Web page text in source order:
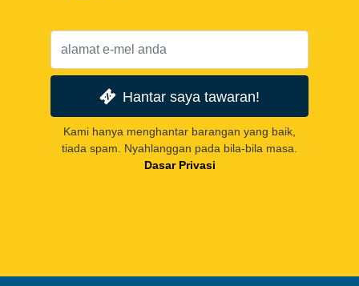
Hantar saya tawaran!
Kami hanya menghantar barangan yang baik,
tiada spam. Nyahlanggan pada bila-bila masa.
Dasar Privasi